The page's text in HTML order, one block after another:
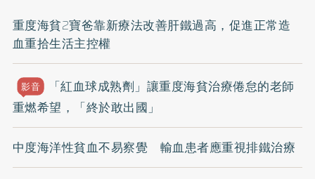
重度海貧2寶爸靠新療法改善肝鐵過高，促進正常造
血重拾生活主控權
影音
「紅血球成熟劑」讓重度海貧治療倦怠的老師
重燃希望，「終於敢出國」
中度海洋性貧血不易察覺 輸血患者應重視排鐵治療